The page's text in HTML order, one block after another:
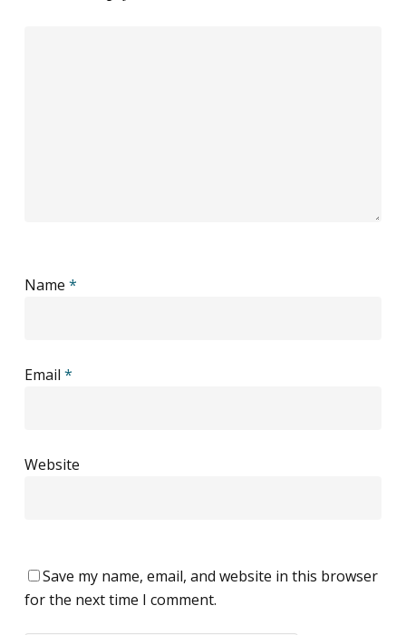
Name *
Email *
Website
Save my name, email, and website in this browser
for the next time I comment.